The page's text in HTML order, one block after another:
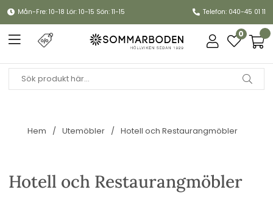
Mån-Fre: 10-18 Lör: 10-15 Sön: 11-15 Telefon: 040-45 01 11
0
Hem Utemöbler Hotell och Restaurangmöbler
Hotell och Restaurangmöbler